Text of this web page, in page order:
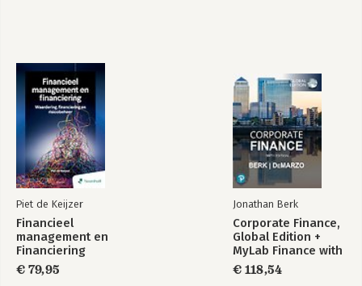
Piet de Keijzer
Financieel
management en
Financiering
€ 79,95
Jonathan Berk
Corporate Finance,
Global Edition +
MyLab Finance with
Pearson eText
(Package)
€ 118,54